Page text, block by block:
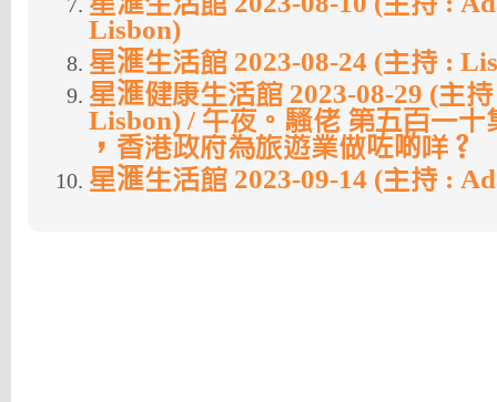
Lisbon)
星滙生活館 2023-08-24 (主持 :
星滙健康生活館 2023-08-29 (主
Lisbon) / 午夜。騷佬 第五百一十
，香港政府為旅遊業做咗啲咩？
星滙生活館 2023-09-14 (主持 :